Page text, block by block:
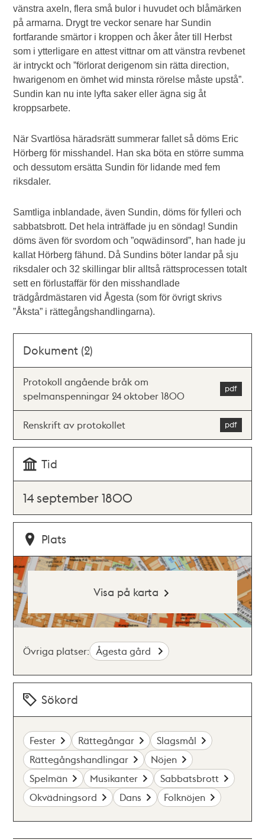
vänstra axeln, flera små bulor i huvudet och blåmärken
på armarna. Drygt tre veckor senare har Sundin
fortfarande smärtor i kroppen och åker åter till Herbst
som i ytterligare en attest vittnar om att vänstra revbenet
är intryckt och ”förlorat derigenom sin rätta direction,
hwarigenom en ömhet wid minsta rörelse måste upstå”.
Sundin kan nu inte lyfta saker eller ägna sig åt
kroppsarbete.
När Svartlösa häradsrätt summerar fallet så döms Eric
Hörberg för misshandel. Han ska böta en större summa
och dessutom ersätta Sundin för lidande med fem
riksdaler.
Samtliga inblandade, även Sundin, döms för fylleri och
sabbatsbrott. Det hela inträffade ju en söndag! Sundin
döms även för svordom och ”oqwädinsord”, han hade ju
kallat Hörberg fähund. Då Sundins böter landar på sju
riksdaler och 32 skillingar blir alltså rättsprocessen totalt
sett en förlustaffär för den misshandlade
trädgårdmästaren vid Ågesta (som för övrigt skrivs
”Åksta” i rättegångshandlingarna).
Dokument (2)
Protokoll angående bråk om
spelmanspenningar 24 oktober 1800
Renskrift av protokollet
Tid
14 september 1800
Plats
Visa på karta
Övriga platser: Ågesta gård
Sökord
Fester Rättegångar
Slagsmål
Rättegångshandlingar
Nöjen
Spelmän
Musikanter
Sabbatsbrott
Okvädningsord
Dans Folknöjen